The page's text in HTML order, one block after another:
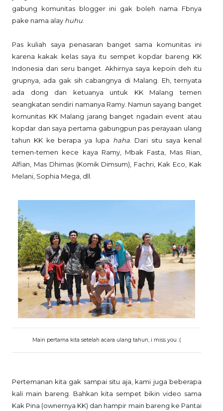
gabung komunitas blogger ini gak boleh nama Fbnya
pake nama alay huhu
Pas kuliah saya penasaran banget sama komunitas ini
karena kakak kelas saya itu sempet kopdar bareng KK
Indonesia dan seru banget. Akhirnya saya kepoin deh itu
grupnya, ada gak sih cabangnya di Malang. Eh, ternyata
ada dong dan ketuanya untuk KK Malang temen
seangkatan sendiri namanya Ramy. Namun sayang banget
komunitas KK Malang jarang banget ngadain event atau
kopdar dan saya pertama gabungpun pas perayaan ulang
tahun KK ke berapa ya lupa haha. Dari situ saya kenal
temen-temen kece kaya Ramy, Mbak Fasta, Mas Rian,
Alfian, Mas Dhimas (Komik Dimsum), Fachri, Kak Eco, Kak
Melani, Sophia Mega, dll.
Main pertama kita setelah acara ulang tahun, i miss you :(
Pertemanan kita gak sampai situ aja, kami juga beberapa
kali main bareng. Bahkan kita sempet bikin video sama
Kak Pina (ownernya KK) dan hampir main bareng ke Pantai